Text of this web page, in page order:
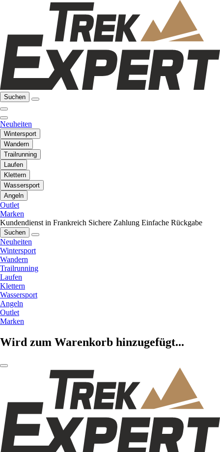
Suchen
Neuheiten
Wintersport
Wandern
Trailrunning
Laufen
Klettern
Wassersport
Angeln
Outlet
Marken
Kundendienst in Frankreich Sichere Zahlung Einfache Rückgabe
Suchen
Neuheiten
Wintersport
Wandern
Trailrunning
Laufen
Klettern
Wassersport
Angeln
Outlet
Marken
Wird zum Warenkorb hinzugefügt...